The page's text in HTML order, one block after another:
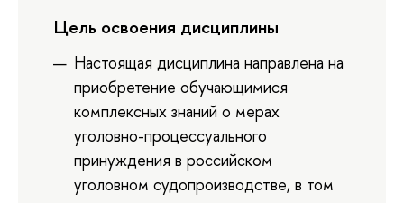
Цель освоения дисциплины
Настоящая дисциплина направлена на
приобретение обучающимися
комплексных знаний о мерах
уголовно-процессуального
принуждения в российском
уголовном судопроизводстве, в том